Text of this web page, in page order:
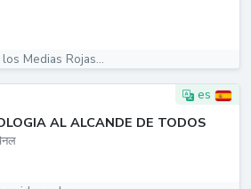
Medias Rojas...
es
AL ALCANDE DE TODOS